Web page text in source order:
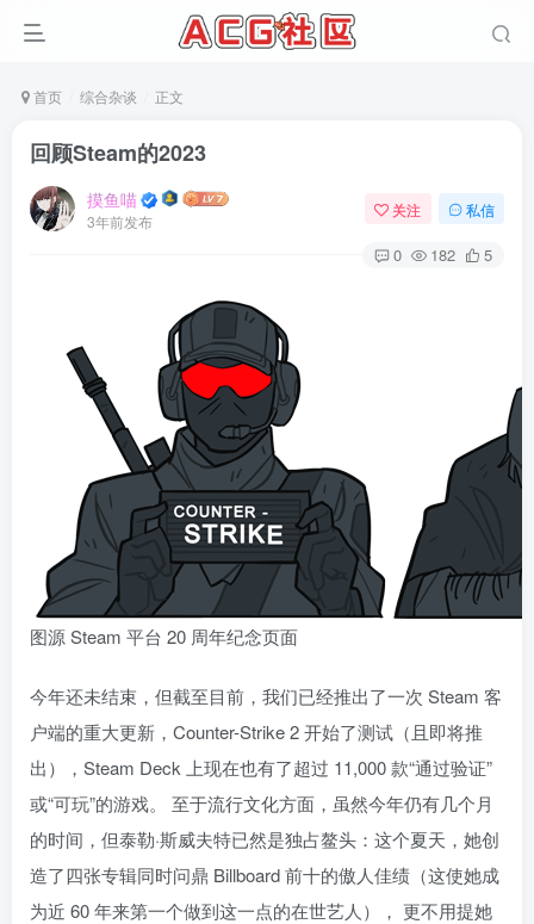
首页 综合杂谈 正文
回顾Steam的2023
摸鱼喵
3年前发布
关注 私信
0 182 5
图源 Steam 平台 20 周年纪念页面
今年还未结束，但截至目前，我们已经推出了一次 Steam 客
户端的重大更新，Counter-Strike 2 开始了测试（且即将推
出），Steam Deck 上现在也有了超过 11,000 款“通过验证”
或“可玩”的游戏。 至于流行文化方面，虽然今年仍有几个月
的时间，但泰勒·斯威夫特已然是独占鳌头：这个夏天，她创
造了四张专辑同时问鼎 Billboard 前十的傲人佳绩（这使她成
为近 60 年来第一个做到这一点的在世艺人）， 更不用提她